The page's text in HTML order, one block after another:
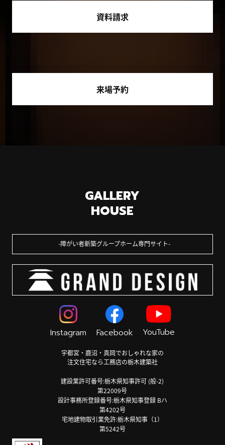
資料請求
来場予約
GALLERY
HOUSE
障がい者新築グループホーム専門サイト
Instagram Facebook YouTube
宇都宮・鹿沼・真岡でおしゃれな家の
注文住宅なら工務店の栃木建築社
建設業許可番号:栃木県知事許可 (般-2)
第22009号
設計事務所登録番号:栃木県知事登録 Bハ
第4202号
宅地建物取引業免許:栃木県知事（1）
第5242号